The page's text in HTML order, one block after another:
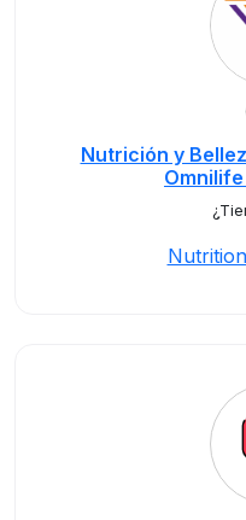
Nutrición y